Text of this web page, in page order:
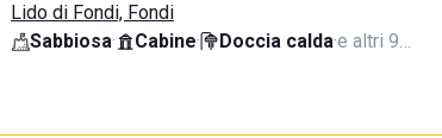
Lido di Fondi, Fondi
Sabbiosa· Cabine· Doccia calda·e altri 9…